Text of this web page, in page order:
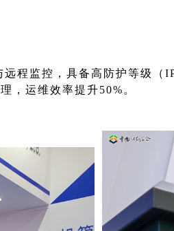
程监控，具备高防护等级
，运维效率提升50%。